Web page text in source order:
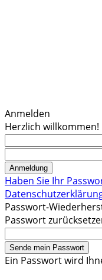
Anmelden
Herzlich willkommen!
Haben Sie Ihr
Passwort-
Passwort
Ein Passwort wird